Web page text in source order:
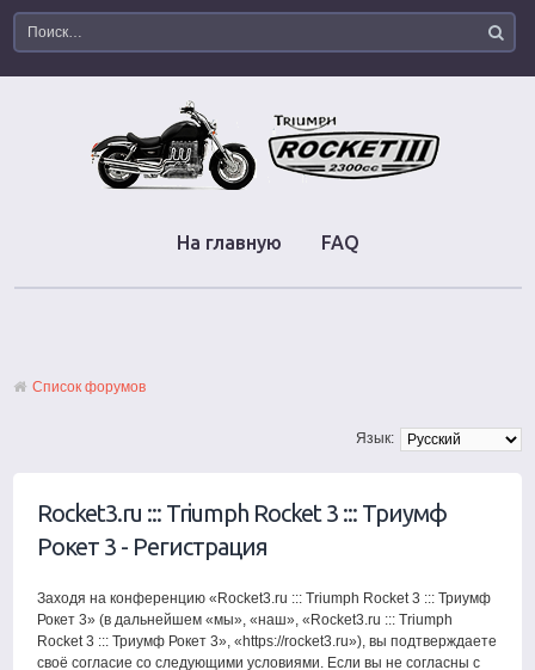
На главную FAQ
Список форумов
Язык:
Rocket3.ru ::: Triumph Rocket 3 ::: Триумф
Рокет 3 - Регистрация
Заходя на конференцию «Rocket3.ru ::: Triumph Rocket 3 ::: Триумф
Рокет 3» (в дальнейшем «мы», «наш», «Rocket3.ru ::: Triumph
Rocket 3 ::: Триумф Рокет 3», «https://rocket3.ru»), вы подтверждаете
своё согласие со следующими условиями. Если вы не согласны с